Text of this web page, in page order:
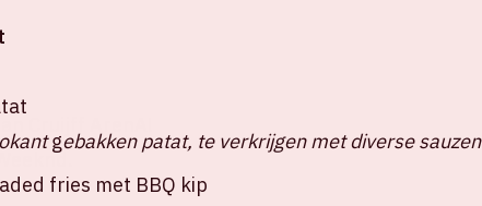
Cruijff ArenA!
gebakken patat, te verkrijgen met diverse sauzen
fries met BBQ kip